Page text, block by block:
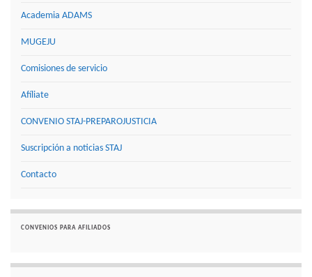
Academia ADAMS
MUGEJU
Comisiones de servicio
Afíliate
CONVENIO STAJ-PREPAROJUSTICIA
Suscripción a noticias STAJ
Contacto
CONVENIOS PARA AFILIADOS